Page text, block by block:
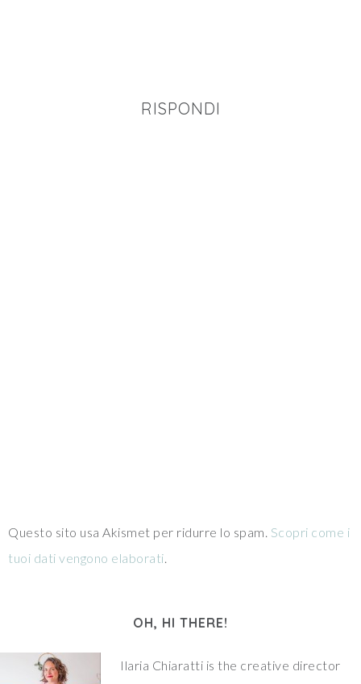
RISPONDI
Questo sito usa Akismet per ridurre lo spam. Scopri come i
tuoi dati vengono elaborati.
OH, HI THERE!
Ilaria Chiaratti is the creative director